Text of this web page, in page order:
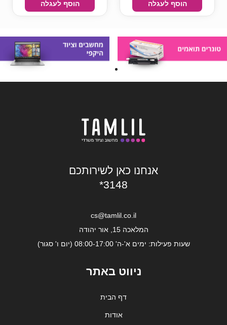
הוסף לעגלה הוסף לעגלה
אנחנו כאן לשירותכם
*3148
cs@tamlil.co.il
המלאכה 15, אור יהודה
שעות פעילות: ימים א'-ה' 08:00-17:00 (יום ו' סגור)
ניווט באתר
דף הבית
אודות